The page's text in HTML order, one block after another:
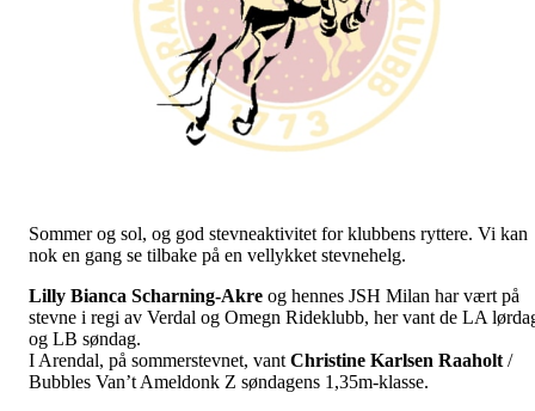
Sommer og sol, og god stevneaktivitet for klubbens ryttere. Vi kan
nok en gang se tilbake på en vellykket stevnehelg.
Lilly Bianca Scharning-Akre og hennes JSH Milan har vært på
stevne i regi av Verdal og Omegn Rideklubb, her vant de LA
og LB søndag.
I Arendal, på sommerstevnet, vantChristine Karlsen Raaholt/
Bubbles Van’t Ameldonk Z søndagens 1,35m-klasse.